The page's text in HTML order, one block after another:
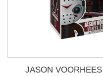
JASON